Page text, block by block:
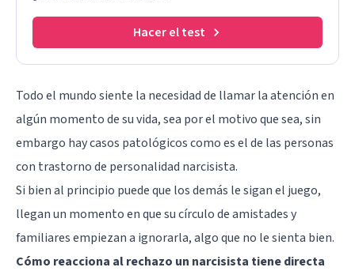
Hacer el test
Todo el mundo siente la necesidad de llamar la atención en
algún momento de su vida, sea por el motivo que sea, sin
embargo hay casos patológicos como es el de las personas
con trastorno de personalidad narcisista.
Si bien al principio puede que los demás le sigan el juego,
llegan un momento en que su círculo de amistades y
familiares empiezan a ignorarla, algo que no le sienta bien.
Cómo reacciona al rechazo un narcisista tiene directa